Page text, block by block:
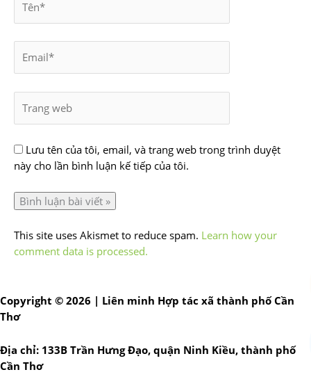
Lưu tên của tôi, email, và trang web trong trình duyệt
này cho lần bình luận kế tiếp của tôi.
This site uses Akismet to reduce spam. Learn how your
comment data is processed.
Copyright © 2026 | Liên minh Hợp tác xã thành phố Cần
Thơ
Địa chỉ: 133B Trần Hưng Đạo, quận Ninh Kiều, thành phố
Cần Thơ